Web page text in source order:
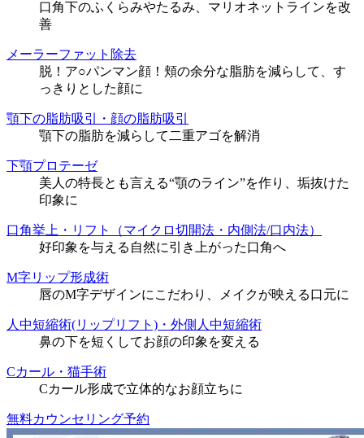
口角下のふくらみやたるみ、マリオネットラインを改
善
メーラーファット除去
脱！ア○パンマン顔！頬の余分な脂肪を減らして、す
っきりとした顔に
顎下の脂肪吸引・顔の脂肪吸引
顎下の脂肪を減らして二重アゴを解消
下顎プロテーゼ
美人の特長とも言える“顎のライン”を作り、垢抜けた
印象に
口角挙上・リフト（マイクロ切開法・内側法/口内法）
好印象を与える自然に引き上がった口角へ
M字リップ形成術
唇のM字デザインにこだわり、メイクが映える口元に
人中短縮術(リップリフト)・外側人中短縮術
鼻の下を短くしてお顔の印象を変える
Cカール・猫手術
Cカール形成で立体的なお顔立ちに
無料カウンセリング予約